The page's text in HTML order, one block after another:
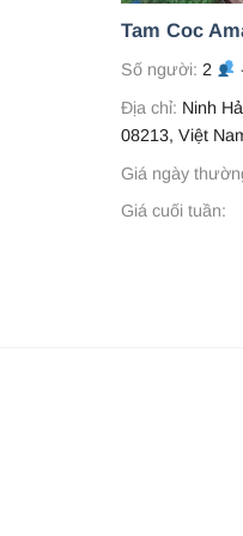
Tam Coc
Số người: 2
Địa chỉ: Ninh
08213, Việt
Giá ngày
Giá cuối tuần: